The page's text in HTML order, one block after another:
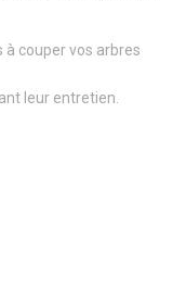
à couper vos arbres
leur entretien.